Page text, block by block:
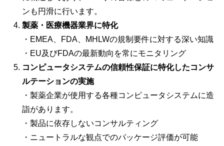
ンも円滑に行います。
製薬・医療機器業界に特化
・EMEA、FDA、MHLWの規制要件に対する深い知識
・EU及びFDAの最新動向を常にモニタリング
コンピュータシステムの信頼性保証に特化したコンサ
ルテーションの実施
・製薬企業が使用する各種コンピュータシステムに造
詣があります。
・製品に依存しないコンサルティング
・ニュートラルな観点でのパッケージ評価が可能